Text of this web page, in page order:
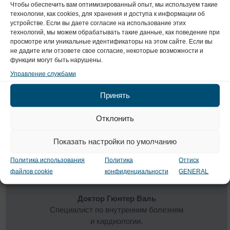
Чтобы обеспечить вам оптимизированный опыт, мы используем такие
технологии, как cookies, для хранения и доступа к информации об
устройстве. Если вы даете согласие на использование этих
технологий, мы можем обрабатывать такие данные, как поведение при
просмотре или уникальные идентификаторы на этом сайте. Если вы
не дадите или отзовете свое согласие, некоторые возможности и
функции могут быть нарушены.
Управление службами
Принять
Отклонить
Показать настройки по умолчанию
Политика использования
файлов cookie
Политика
конфиденциальности
Оттиск
GENERAL
Доктор Татьяна Урбанович
Специалист по внутренним болезням, гематологии
и онкологии, врач общей практики
Дополнительная информация...
Г-жа Афсане Васси
Специалист по внутренним болезням, первичная
Дополнительная информация...
Доктор Гюнтер Валь
Специалист по внутренним болезням
и кардиологии.